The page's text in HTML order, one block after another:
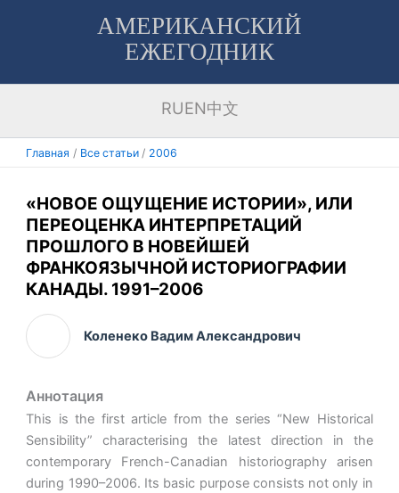
АМЕРИКАНСКИЙ
ЕЖЕГОДНИК
RUEN中文
Главная Все статьи 2006
«НОВОЕ ОЩУЩЕНИЕ ИСТОРИИ», ИЛИ
ПЕРЕОЦЕНКА ИНТЕРПРЕТАЦИЙ
ПРОШЛОГО В НОВЕЙШЕЙ
ФРАНКОЯЗЫЧНОЙ ИСТОРИОГРАФИИ
КАНАДЫ. 1991–2006
Коленеко Вадим Александрович
Аннотация
This is the first article from the series “New Historical
Sensibility” characterising the latest direction in the
contemporary French-Canadian historiography arisen
during 1990–2006. Its basic purpose consists not only in